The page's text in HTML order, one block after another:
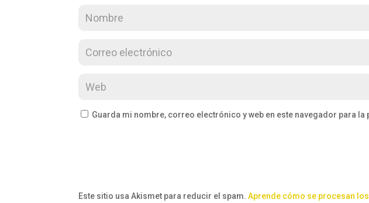
Guarda mi nombre, correo electrónico y web en este navegador para la
Este sitio usa Akismet para reducir el spam.Aprende cómo se procesan